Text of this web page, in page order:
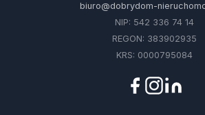
biuro@dobrydom-
NIP: 542 336 74 14
REGON: 383902935
KRS: 0000795084